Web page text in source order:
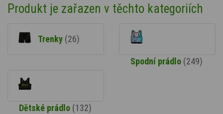
Produkt je zařazen v těchto kategoriích
Trenky (26)
Spodní prádlo (249)
Dětské prádlo (132)